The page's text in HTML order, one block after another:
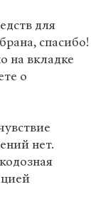
для
спасибо!
на вкладке
о
нет.